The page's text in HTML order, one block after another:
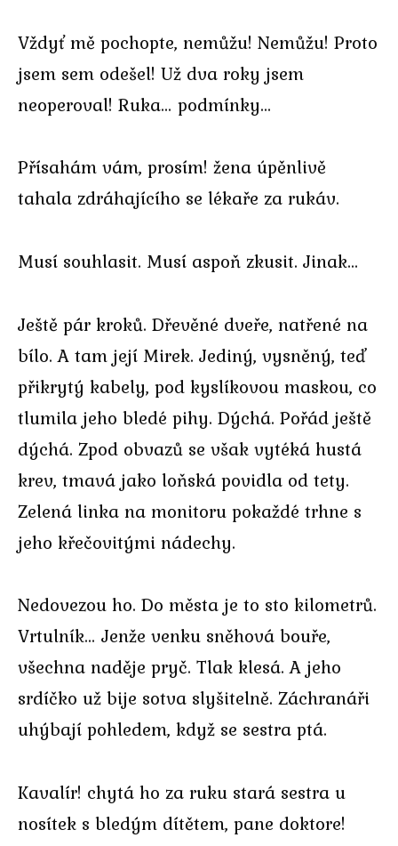
Vždyť mě pochopte, nemůžu! Nemůžu! Proto
jsem sem odešel! Už dva roky jsem
neoperoval! Ruka… podmínky…
Přísahám vám, prosím! žena úpěnlivě
tahala zdráhajícího se lékaře za rukáv.
Musí souhlasit. Musí aspoň zkusit. Jinak…
Ještě pár kroků. Dřevěné dveře, natřené na
bílo. A tam její Mirek. Jediný, vysněný, teď
přikrytý kabely, pod kyslíkovou maskou, co
tlumila jeho bledé pihy. Dýchá. Pořád ještě
dýchá. Zpod obvazů se však vytéká hustá
krev, tmavá jako loňská povidla od tety.
Zelená linka na monitoru pokaždé trhne s
jeho křečovitými nádechy.
Nedovezou ho. Do města je to sto kilometrů.
Vrtulník… Jenže venku sněhová bouře,
všechna naděje pryč. Tlak klesá. A jeho
srdíčko už bije sotva slyšitelně. Záchranáři
uhýbají pohledem, když se sestra ptá.
Kavalír! chytá ho za ruku stará sestra u
nosítek s bledým dítětem, pane doktore!